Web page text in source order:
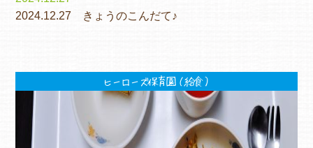
2024.12.27 きょうのこんだて♪
ヒーローズ保育園（給食）